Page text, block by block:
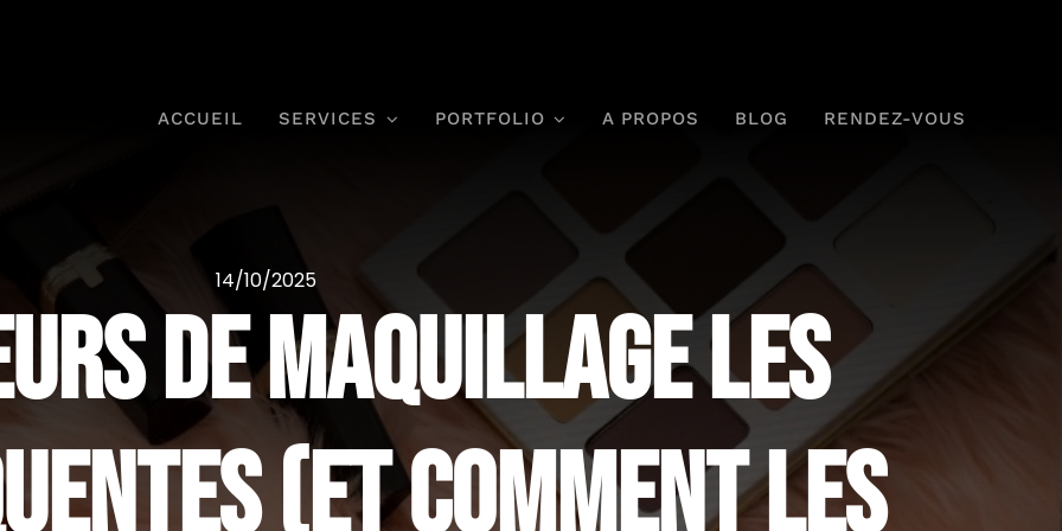
ACCUEIL SERVICES PORTFOLIO A PROPOS BLOG RENDEZ-VOUS
14/10/2025
de maquillage les
(et comment les